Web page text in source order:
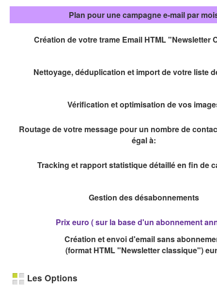
Plan pour une campagne e-mail par
Création de votre trame Email HTML "Newsletter
Nettoyage, déduplication et import de votre liste
Vérification et optimisation de vos
Routage de votre message pour un nombre de
égal à:
Tracking et rapport statistique détaillé en fin de
Gestion des désabonnements
Prix euro ( sur la base d'un abonnement
Création et envoi d'email sans
(format HTML "Newsletter classique")
Les Options